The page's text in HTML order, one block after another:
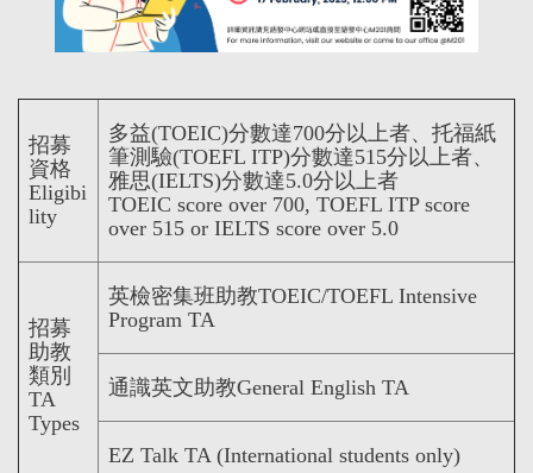
招募
資格
Eligibi
lity
多益(TOEIC)分數達700分以上者、托福紙
筆測驗(TOEFL ITP)分數達515分以上者、
雅思(IELTS)分數達5.0分以上者
TOEIC score over 700, TOEFL ITP score
over 515 or IELTS score over 5.0
招募
助教
類別
TA
Types
英檢密集班助教TOEIC/TOEFL Intensive
Program TA
通識英文助教General English TA
EZ Talk TA (International students only)